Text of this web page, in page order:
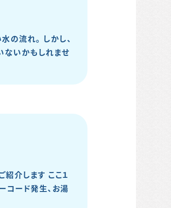
の流れ。 しかし、
ないかもしれませ
介します ここ１
コード発生、お湯